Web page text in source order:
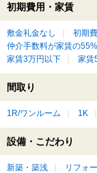
初期費用・家賃
敷金礼金なし 初期
仲介手数料が家賃の
家賃3万円以下
家賃
間取り
1R/ワンルーム 1K
設備・こだわり
新築・築浅 リフォ